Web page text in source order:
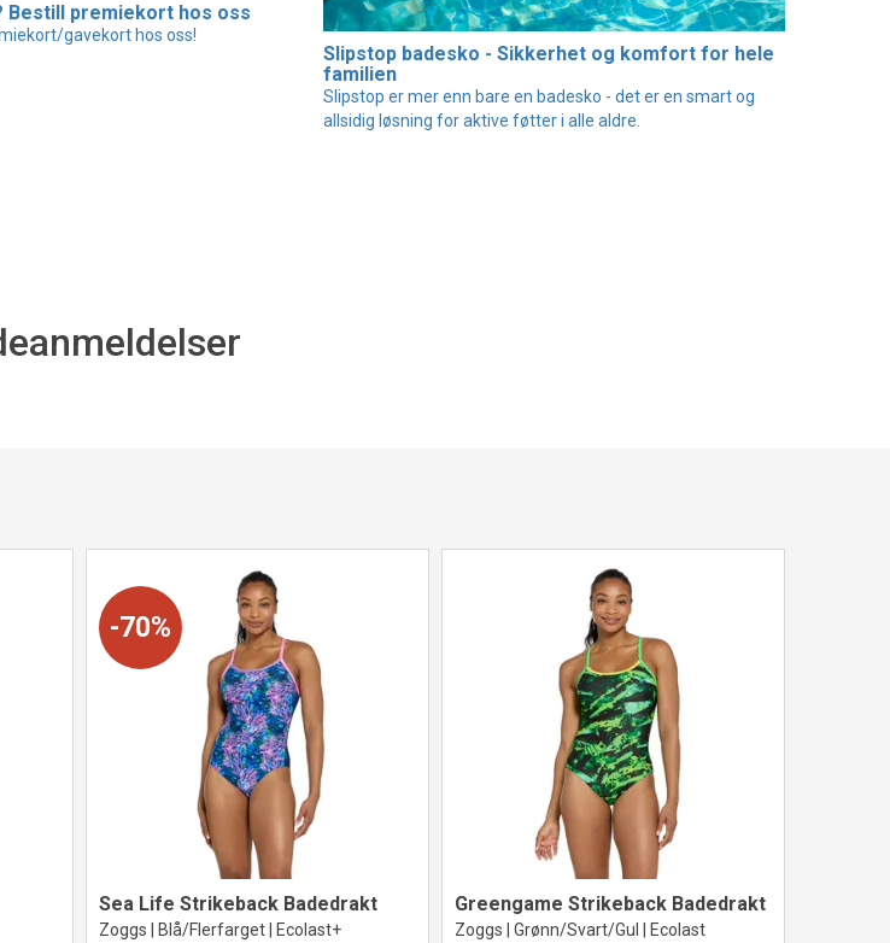
Bestill premiekort hos oss
gavekort hos oss!
Slipstop badesko - Sikkerhet og komfort for hele
familien
Slipstop er mer enn bare en badesko - det er en smart og
allsidig løsning for aktive føtter i alle aldre.
70%
Sea Life Strikeback Badedrakt
Zoggs | Blå/Flerfarget | Ecolast+
Greengame Strikeback Badedrakt
Zoggs | Grønn/Svart/Gul | Ecolast